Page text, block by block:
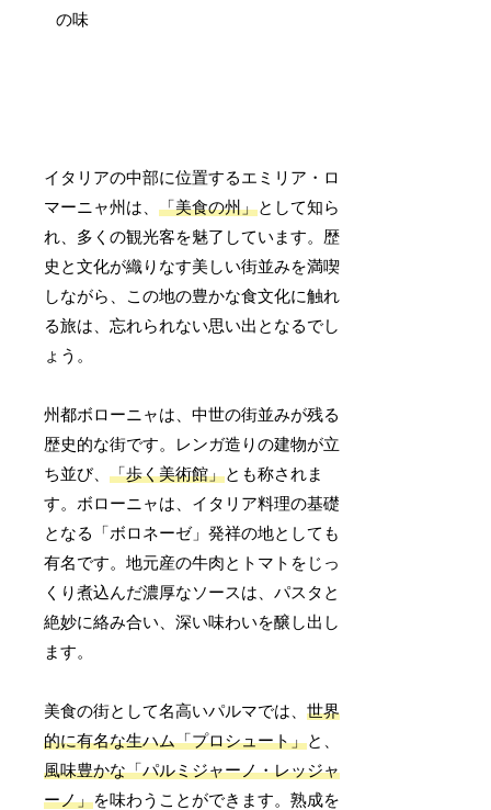
イタリアの中部に位置するエミリア・ロ
マーニャ州は、「美食の州」として知ら
れ、多くの観光客を魅了しています。歴
史と文化が織りなす美しい街並みを満喫
しながら、この地の豊かな食文化に触れ
る旅は、忘れられない思い出となるでし
ょう。
州都ボローニャは、中世の街並みが残る
歴史的な街です。レンガ造りの建物が立
ち並び、「歩く美術館」とも称されま
す。ボローニャは、イタリア料理の基礎
となる「ボロネーゼ」発祥の地としても
有名です。地元産の牛肉とトマトをじっ
くり煮込んだ濃厚なソースは、パスタと
絶妙に絡み合い、深い味わいを醸し出し
ます。
美食の街として名高いパルマでは、世界
的に有名な生ハム「プロシュート」と、
風味豊かな「パルミジャーノ・レッジャ
ーノ」を味わうことができます。熟成を